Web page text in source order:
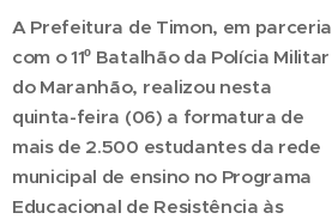
A Prefeitura de Timon, em parceria
com o 11º Batalhão da Polícia Militar
do Maranhão, realizou nesta
quinta-feira (06) a formatura de
mais de 2.500 estudantes da rede
municipal de ensino no Programa
Educacional de Resistência às